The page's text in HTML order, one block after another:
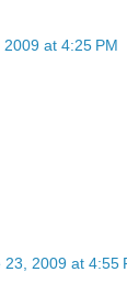
at 4:25 PM
23, 2009 at 4:55